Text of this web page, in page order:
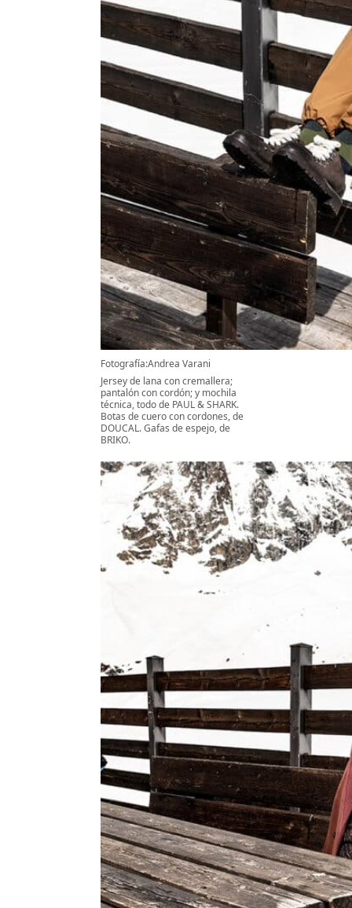
Fotografía:Andrea Varani
Jersey de lana con cremallera;
pantalón con cordón; y mochila
técnica, todo de PAUL & SHARK.
Botas de cuero con cordones, de
DOUCAL. Gafas de espejo, de
BRIKO.